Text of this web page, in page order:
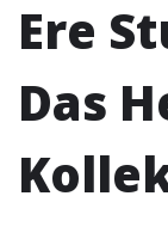
Ere
Das